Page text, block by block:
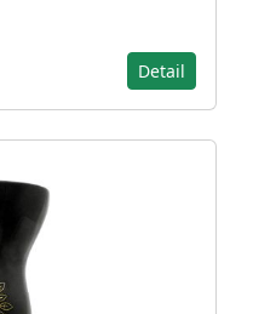
Detail